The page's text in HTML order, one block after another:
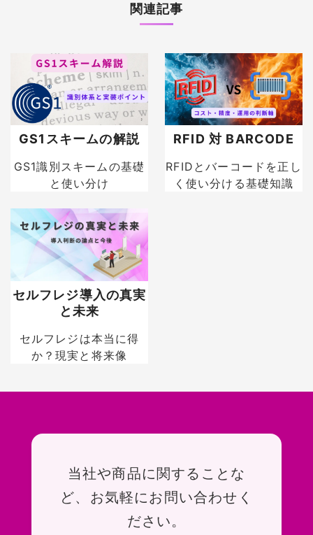
関連記事
GS1スキームの解説
GS1識別スキームの基礎
と使い分け
RFID 対 BARCODE
RFIDとバーコードを正し
く使い分ける基礎知識
セルフレジ導入の真実
と未来
セルフレジは本当に得
か？現実と将来像
お問い合わせ
当社や商品に関することな
ど、お気軽にお問い合わせく
ださい。